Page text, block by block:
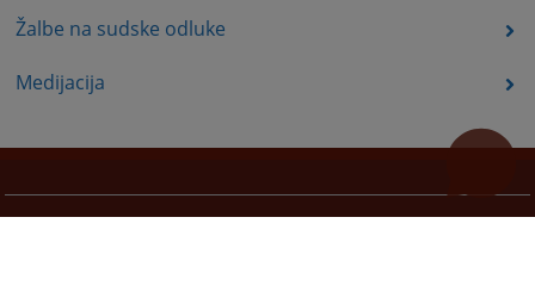
Žalbe na sudske odluke
Medijacija